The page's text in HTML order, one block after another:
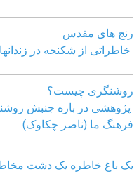
رنج های مقدس
خاطراتی از شکنجه در
روشنگری چیست؟
پژوهشی در باره جنبش
فرهنگ ما (ناصر چکاوک)
یک باغ خاطره یک دشت